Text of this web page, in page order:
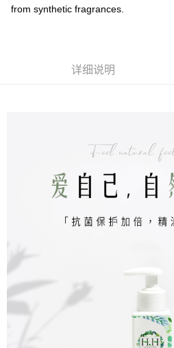
from synthetic fragrances.
详细说明